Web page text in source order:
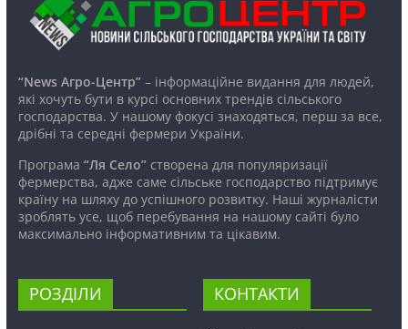
“News Агро-Центр”– інформаційне видання для людей,
які хочуть бути в курсі основних трендів сільського
господарства. У нашому фокусі знаходяться, перш за все,
дрібні та середні фермери України.
Програма “Ля Село”створена для популяризації
фермерства, адже саме сільське господарство підтримує
країну на шляху до успішного розвитку. Наші журналісти
зроблять усе, щоб перебування на нашому сайті було
максимально інформативним та цікавим.
РОЗДІЛИ КОНТАКТИ